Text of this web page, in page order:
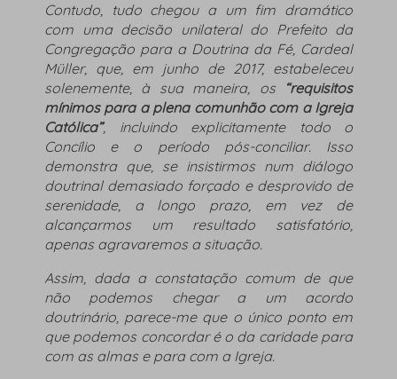
Contudo, tudo chegou a um fim dramático
com uma decisão unilateral do Prefeito da
Congregação para a Doutrina da Fé, Cardeal
Müller, que, em junho de 2017, estabeleceu
solenemente, à sua maneira, os
“requisitos
mínimos para a plena comunhão com a Igreja
Católica”, incluindo explicitamente todo o
Concílio e o período pós-conciliar. Isso
demonstra que, se insistirmos num diálogo
doutrinal demasiado forçado e desprovido de
serenidade, a longo prazo, em vez de
alcançarmos um resultado satisfatório,
apenas agravaremos a situação.
Assim, dada a constatação comum de que
não podemos chegar a um acordo
doutrinário, parece-me que o único ponto em
que podemos concordar é o da caridade para
com as almas e para com a Igreja.